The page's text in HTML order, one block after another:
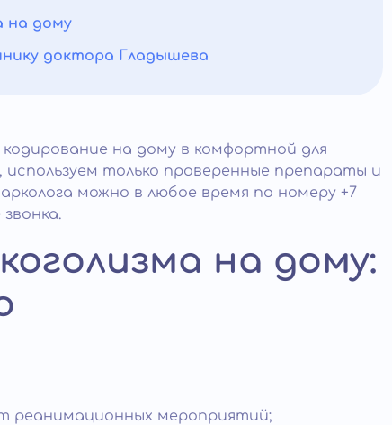
на дому
доктора Гладышева
на дому в комфортной для
только проверенные препараты и
можно в любое время по номеру +7
на дому:
реанимационных мероприятий;